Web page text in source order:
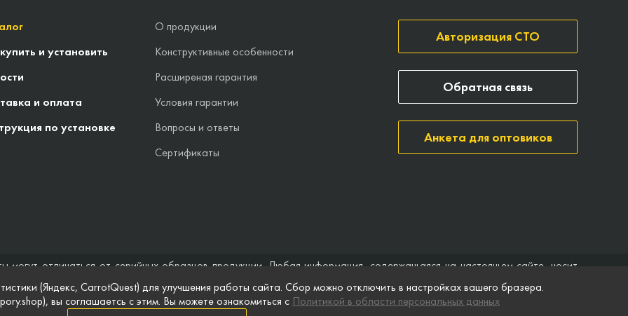
и установить
и оплата
по установке
О продукции
Конструктивные особенности
Расширеная гарантия
Условия гарантии
Вопросы и ответы
Сертификаты
Авторизация СТО
Анкета для оптовиков
Обратная связь
могут отличаться от серийных образцов продукции. Любая информация, содержащаяся на настоящем сайте, носит
не может быть расценена как предложение заключить договор (публичная оферта). Компания Точка опоры
полноты информации на веб-сайте, а также по поводу беспрепятственного доступа к нему в любое время. Технические
приведены для примера и могут быть изменены в любое время без предварительного уведомления.
(Яндекс, CarrotQuest) для улучшения работы сайта. Сбор можно отключить в настройках вашего бразера.
вы соглашаетсь с этим. Вы можете ознакомиться с Политикой в области персональных данных